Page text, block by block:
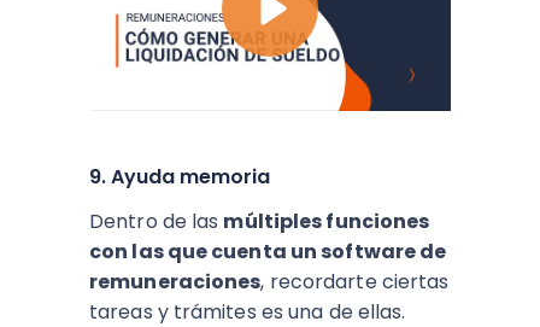
9. Ayuda memoria
Dentro de las múltiples funciones
con las que cuenta un software de
remuneraciones, recordarte ciertas
tareas y trámites es una de ellas.